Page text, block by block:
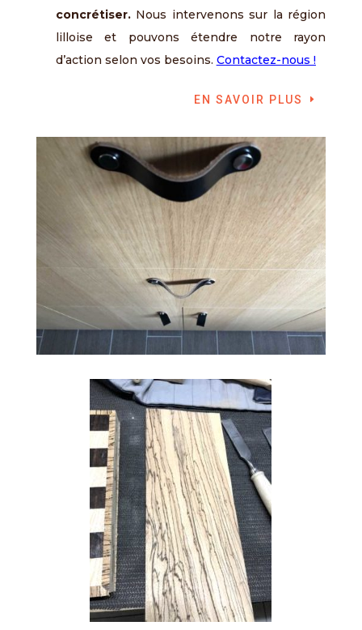
concrétiser.Nous intervenons sur la région
lilloise et pouvons étendre notre rayon
d’action selon vos besoins. Contactez-nous !
EN SAVOIR PLUS